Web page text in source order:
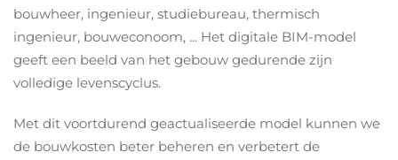
bouwheer, ingenieur, studiebureau, thermisch
ingenieur, bouweconoom, ... Het digitale BIM-model
geeft een beeld van het gebouw gedurende zijn
volledige levenscyclus.
Met dit voortdurend geactualiseerde model kunnen we
de bouwkosten beter beheren en verbetert de